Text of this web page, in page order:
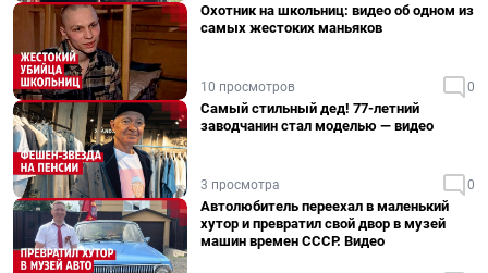
Охотник на школьниц: видео об одном из
самых жестоких маньяков
10 просмотров 0
Самый стильный дед! 77-летний
заводчанин стал моделью — видео
3 просмотра 0
Автолюбитель переехал в маленький
хутор и превратил свой двор в музей
машин времен СССР. Видео